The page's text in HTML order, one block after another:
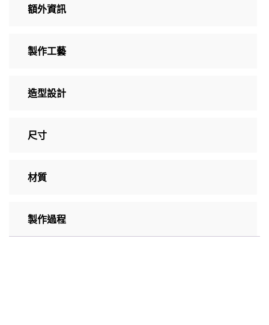
額外資訊
製作工藝
造型設計
尺寸
材質
製作過程